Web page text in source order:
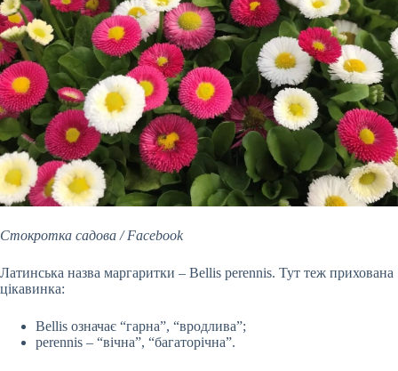
Стокротка садова / Facebook
Латинська назва маргаритки – Bellis perennis. Тут теж прихована
цікавинка:
Bellis означає “гарна”, “вродлива”;
perennis – “вічна”, “багаторічна”.